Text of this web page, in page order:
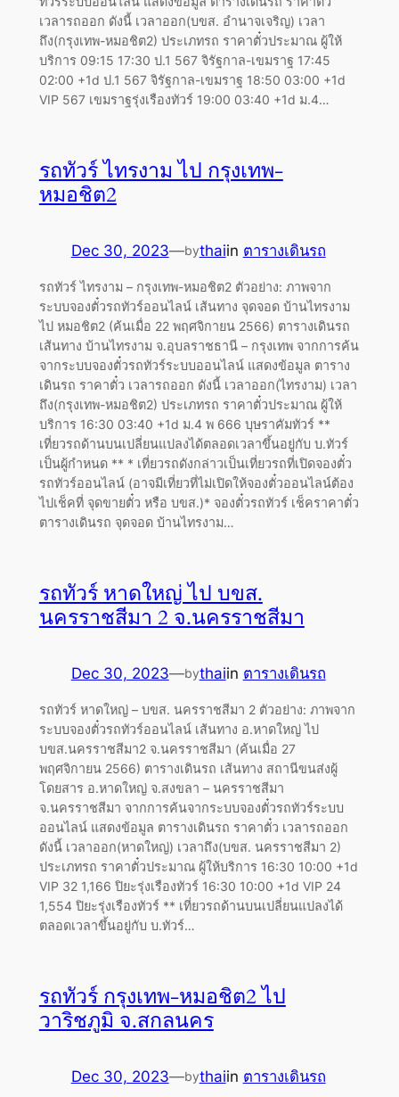
เวลารถออก ดังนี้ เวลาออก(บขส. อำนาจเจริญ) เวลา
ถึง(กรุงเทพ-หมอชิต2) ประเภทรถ ราคาตั๋วประมาณ ผู้ให้
บริการ 09:15 17:30 ป.1 567 จิรัฐกาล-เขมราฐ 17:45
02:00 +1d ป.1 567 จิรัฐกาล-เขมราฐ 18:50 03:00 +1d
VIP 567 เขมราฐรุ่งเรืองทัวร์ 19:00 03:40 +1d ม.4…
รถทัวร์ ไทรงาม ไป กรุงเทพ-
หมอชิต2
Dec 30, 2023—bythaiin ตารางเดินรถ
รถทัวร์ ไทรงาม – กรุงเทพ-หมอชิต2 ตัวอย่าง: ภาพจาก
ระบบจองตั๋วรถทัวร์ออนไลน์ เส้นทาง จุดจอด บ้านไทรงาม
ไป หมอชิต2 (ค้นเมื่อ 22 พฤศจิกายน 2566) ตารางเดินรถ
เส้นทาง บ้านไทรงาม จ.อุบลราชธานี – กรุงเทพ จากการค้น
จากระบบจองตั๋วรถทัวร์ระบบออนไลน์ แสดงข้อมูล ตาราง
เดินรถ ราคาตั๋ว เวลารถออก ดังนี้ เวลาออก(ไทรงาม) เวลา
ถึง(กรุงเทพ-หมอชิต2) ประเภทรถ ราคาตั๋วประมาณ ผู้ให้
บริการ 16:30 03:40 +1d ม.4 พ 666 บุษราคัมทัวร์ **
เที่ยวรถด้านบนเปลี่ยนแปลงได้ตลอดเวลาขึ้นอยู่กับ บ.ทัวร์
เป็นผู้กำหนด ** * เที่ยวรถดังกล่าวเป็นเที่ยวรถที่เปิดจองตั๋ว
รถทัวร์ออนไลน์ (อาจมีเที่ยวที่ไม่เปิดให้จองตั๋วออนไลน์ต้อง
ไปเช็คที่ จุดขายตั๋ว หรือ บขส.)* จองตั๋วรถทัวร์ เช็คราคาตั๋ว
ตารางเดินรถ จุดจอด บ้านไทรงาม…
รถทัวร์ หาดใหญ่ ไป บขส.
นครราชสีมา 2 จ.นครราชสีมา
Dec 30, 2023—bythaiin ตารางเดินรถ
รถทัวร์ หาดใหญ่ – บขส. นครราชสีมา 2 ตัวอย่าง: ภาพจาก
ระบบจองตั๋วรถทัวร์ออนไลน์ เส้นทาง อ.หาดใหญ่ ไป
บขส.นครราชสีมา2 จ.นครราชสีมา (ค้นเมื่อ 27
พฤศจิกายน 2566) ตารางเดินรถ เส้นทาง สถานีขนส่งผู้
โดยสาร อ.หาดใหญ่ จ.สงขลา – นครราชสีมา
จ.นครราชสีมา จากการค้นจากระบบจองตั๋วรถทัวร์ระบบ
ออนไลน์ แสดงข้อมูล ตารางเดินรถ ราคาตั๋ว เวลารถออก
ดังนี้ เวลาออก(หาดใหญ่) เวลาถึง(บขส. นครราชสีมา 2)
ประเภทรถ ราคาตั๋วประมาณ ผู้ให้บริการ 16:30 10:00 +1d
VIP 32 1,166 ปิยะรุ่งเรืองทัวร์ 16:30 10:00 +1d VIP 24
1,554 ปิยะรุ่งเรืองทัวร์ ** เที่ยวรถด้านบนเปลี่ยนแปลงได้
ตลอดเวลาขึ้นอยู่กับ บ.ทัวร์…
รถทัวร์ กรุงเทพ-หมอชิต2 ไป
วาริชภูมิ จ.สกลนคร
Dec 30, 2023—bythaiin ตารางเดินรถ